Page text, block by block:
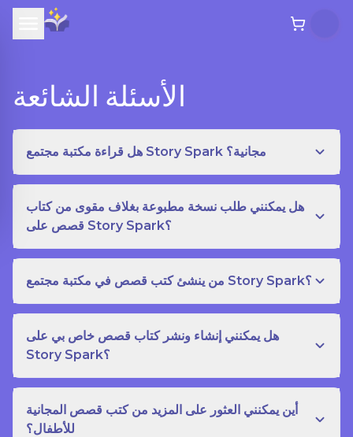
الأسئلة الشائعة
هل قراءة مكتبة مجتمع Story Spark مجانية؟
هل يمكنني طلب نسخة مطبوعة بغلاف مقوى من كتاب
قصص على Story Spark؟
من ينشئ كتب قصص في مكتبة مجتمع Story Spark؟
هل يمكنني إنشاء ونشر كتاب قصص خاص بي على
Story Spark؟
أين يمكنني العثور على المزيد من كتب قصص المجانية
للأطفال؟